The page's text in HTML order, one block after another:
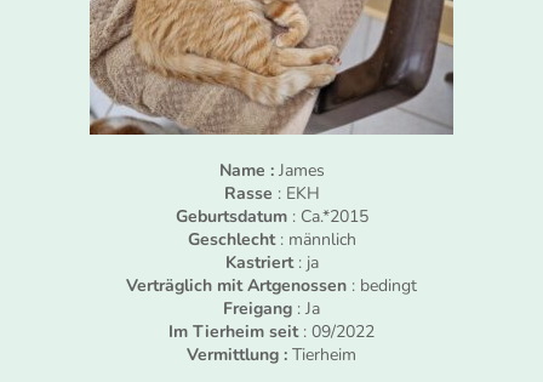
Name : James
Rasse : EKH
Geburtsdatum: Ca.*2015
Geschlecht: männlich
Kastriert: ja
Verträglich mit Artgenossen : bedingt
Freigang : Ja
Im Tierheim seit: 09/2022
Vermittlung : Tierheim